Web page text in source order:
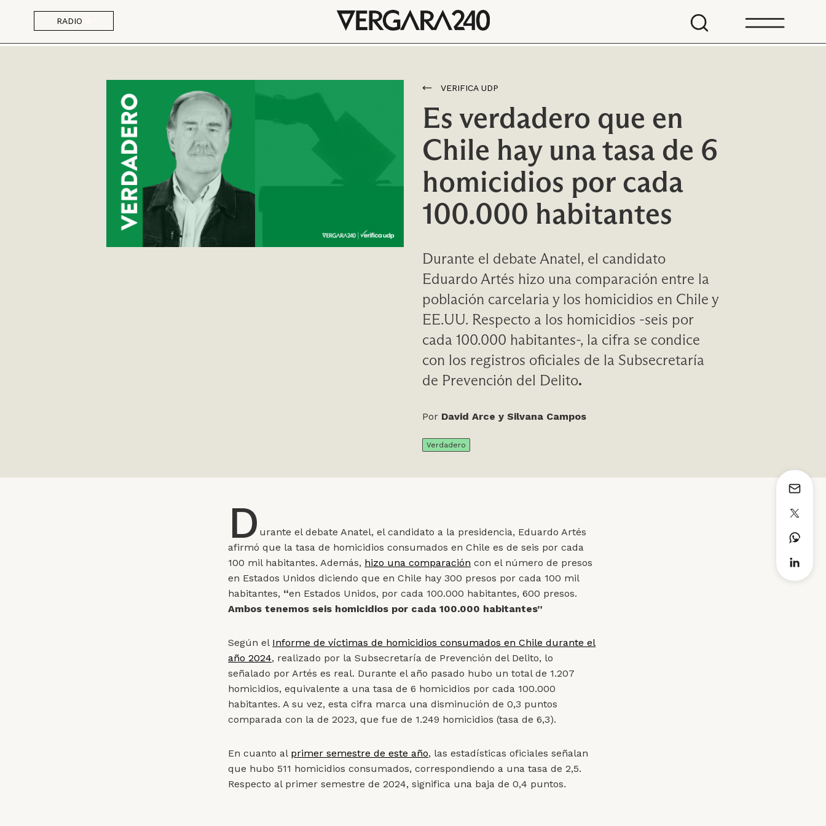
RADIO
VERIFICA UDP
Es verdadero que en
Chile hay una tasa de 6
homicidios por cada
100.000 habitantes
Durante el debate Anatel, el candidato
Eduardo Artés hizo una comparación entre la
población carcelaria y los homicidios en Chile y
EE.UU. Respecto a los homicidios -seis por
cada 100.000 habitantes-, la cifra se condice
con los registros oficiales de la Subsecretaría
de Prevención del Delito.
PorDavid Arce y Silvana Campos
Verdadero
D urante el debate Anatel, el candidato a la presidencia, Eduardo Artés
afirmó que la tasa de homicidios consumados en Chile es de seis por cada
100 mil habitantes. Además, hizo una comparación con el número de presos
en Estados Unidos diciendo que en Chile hay 300 presos por cada 100 mil
habitantes, “en Estados Unidos, por cada 100.000 habitantes, 600 presos.
Ambos tenemos seis homicidios por cada 100.000 habitantes”
Según el Informe de víctimas de homicidios consumados en Chile durante el
año 2024, realizado por la Subsecretaría de Prevención del Delito, lo
señalado por Artés es real. Durante el año pasado hubo un total de 1.207
homicidios, equivalente a una tasa de 6 homicidios por cada 100.000
habitantes. A su vez, esta cifra marca una disminución de 0,3 puntos
comparada con la de 2023, que fue de 1.249 homicidios (tasa de 6,3).
En cuanto al primer semestre de este año, las estadísticas oficiales señalan
que hubo 511 homicidios consumados, correspondiendo a una tasa de 2,5.
Respecto al primer semestre de 2024, significa una baja de 0,4 puntos.